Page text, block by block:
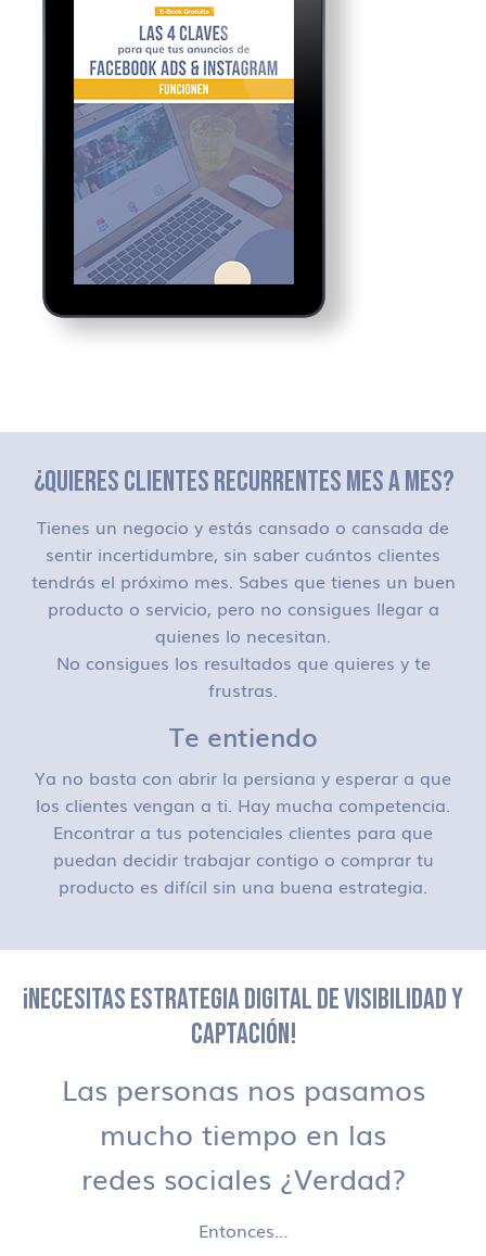
¿QUIERES CLIENTES RECURRENTES MES A MES?
Tienes un negocio y estás cansado o cansada de
sentir incertidumbre, sin saber cuántos clientes
tendrás el próximo mes. Sabes que tienes un buen
producto o servicio, pero no consigues llegar a
quienes lo necesitan.
No consigues los resultados que quieres y te
frustras.
Te entiendo
Ya no basta con abrir la persiana y esperar a que
los clientes vengan a ti. Hay mucha competencia.
Encontrar a tus potenciales clientes para que
puedan decidir trabajar contigo o comprar tu
producto es difícil sin una buena estrategia.
¡NECESITAS ESTRATEGIA DIGITAL DE VISIBILIDAD Y
CAPTACIÓN!
Las personas nos pasamos
mucho tiempo en las
redes sociales ¿Verdad?
Entonces…